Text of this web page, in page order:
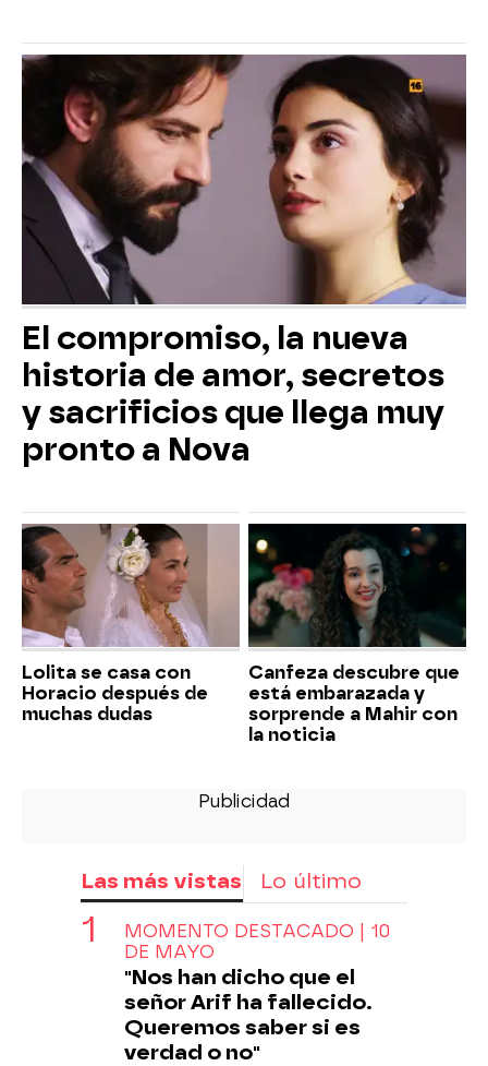
El compromiso, la nueva
historia de amor, secretos
y sacrificios que llega muy
pronto a Nova
Lolita se casa con
Horacio después de
muchas dudas
Canfeza descubre que
está embarazada y
sorprende a Mahir con
la noticia
Las más vistas Lo último
MOMENTO DESTACADO | 10
DE MAYO
"Nos han dicho que el
señor Arif ha fallecido.
Queremos saber si es
verdad o no"